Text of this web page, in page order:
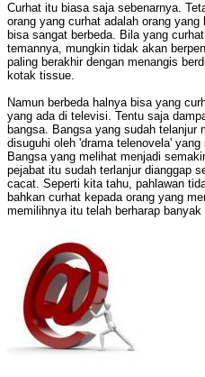
Curhat itu biasa saja sebenarnya.
orang yang curhat adalah orang
bisa sangat berbeda. Bila yang
temannya, mungkin tidak akan
paling berakhir dengan menangis
kotak tissue.
Namun berbeda halnya bisa yang
yang ada di televisi. Tentu saja
bangsa. Bangsa yang sudah telanjur
disuguhi oleh 'drama telenovela'
Bangsa yang melihat menjadi
pejabat itu sudah terlanjur dianggap
cacat. Seperti kita tahu, pahlawan
bahkan curhat kepada orang yang
memilihnya itu telah berharap